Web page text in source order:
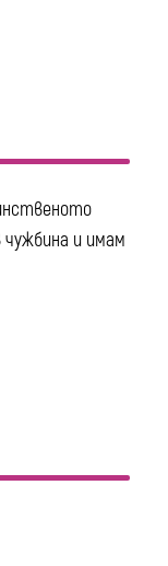
и имам